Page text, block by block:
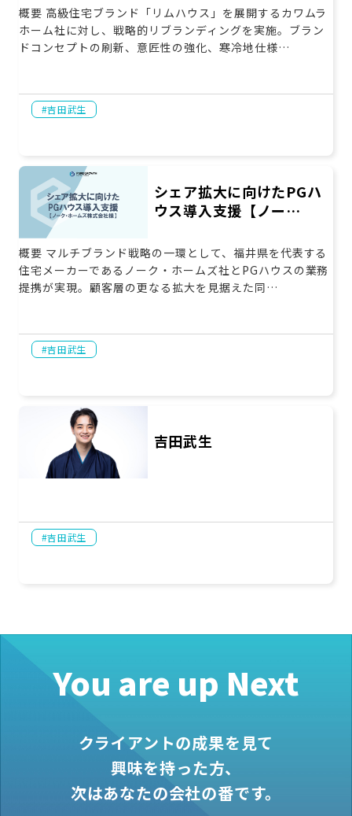
PGハウスについて
概要 高級住宅ブランド「リムハウス」を展開するカワムラ
ホーム社に対し、戦略的リブランディングを実施。ブラン
ドコンセプトの刷新、意匠性の強化、寒冷地仕様…
吉田武生
シェア拡大に向けたPGハ
ウス導入支援【ノー…
概要 マルチブランド戦略の一環として、福井県を代表する
住宅メーカーであるノーク・ホームズ社とPGハウスの業務
提携が実現。顧客層の更なる拡大を見据えた同…
吉田武生
吉田武生
吉田武生
You are up Next
クライアントの成果を見て
興味を持った方、
次はあなたの会社の番です。